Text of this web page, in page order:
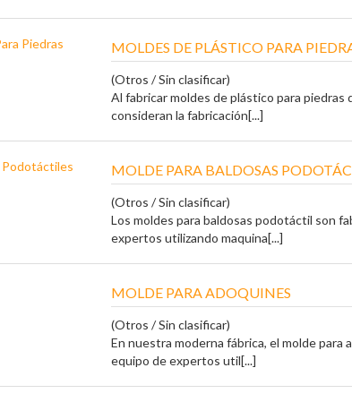
MOLDES DE PLÁSTICO PARA
(Otros / Sin clasificar)
Al fabricar moldes de plástico para
consideran la fabricación[...]
MOLDE PARA BALDOSAS
(Otros / Sin clasificar)
Los moldes para baldosas podotáctil son
expertos utilizando maquina[...]
MOLDE PARA ADOQUINES
(Otros / Sin clasificar)
En nuestra moderna fábrica, el molde
equipo de expertos util[...]